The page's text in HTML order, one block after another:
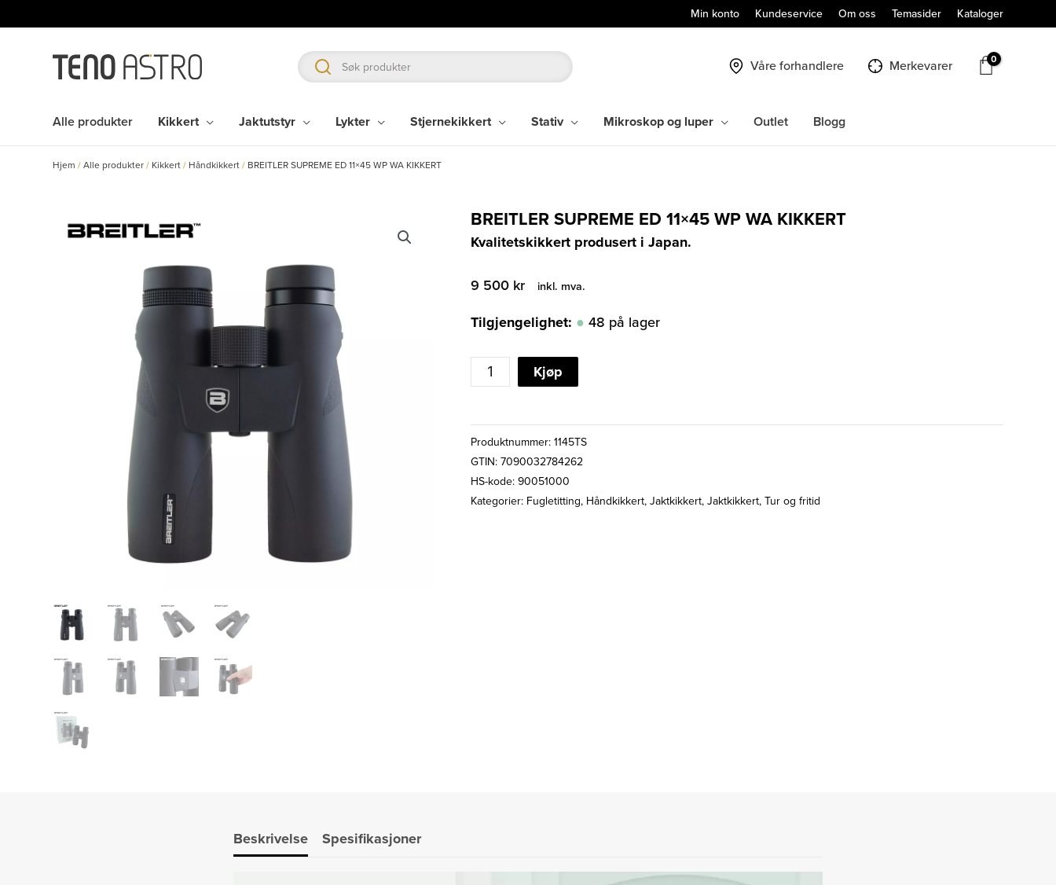
rett
Min konto Kundeservice Om oss Temasider Kataloger
Våre forhandlere Merkevarer
Alle produkter Kikkert Jaktutstyr Lykter Stjernekikkert Stativ Mikroskop og luper Outlet Blogg
Hjem /Alle produkter / Kikkert / Håndkikkert / BREITLER SUPREME ED 11×45 WP WA KIKKERT
BREITLER SUPREME ED 11×45 WP WA KIKKERT
Kvalitetskikkert produsert i Japan.
9 500 kr inkl. mva.
Tilgjengelighet: 48 på lager
BREITLER
SUPREME
WP
WA
KIKKERT
Kjøp
Produktnummer:1145TS
GTIN: 7090032784262
HS-kode: 90051000
Kategorier: Fugletitting, Håndkikkert,Jaktkikkert,Jaktkikkert,Tur og fritid
Beskrivelse Spesifikasjoner